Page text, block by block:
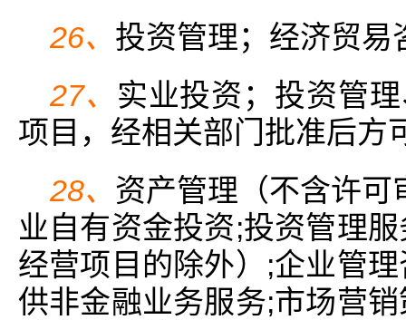
26、 投资管理；经济贸易
27、 实业投资；投资管
项目，经相关部门批准后方
28、 资产管理（不含许可
业自有资金投资;投资管理
经营项目的除外）;企业管
供非金融业务服务;市场营